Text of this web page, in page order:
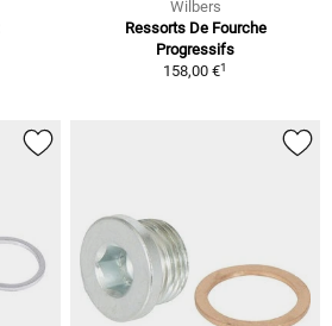
Wilbers
Ressorts De Fourche
Progressifs
158,00 €1